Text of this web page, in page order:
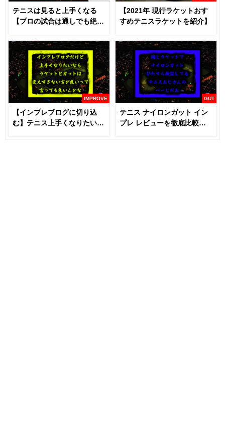
テニスは見ると上手くなる
【プロの試合は通しでも絶対
【2021年 現行ラケットおす
すめテニスラケットを紹介】
IMPROVE
【インプレブログに切り込
む】テニス上手くなりたいな
GUT
テニス ナイロンガット イン
プレ レビューを徹底比較